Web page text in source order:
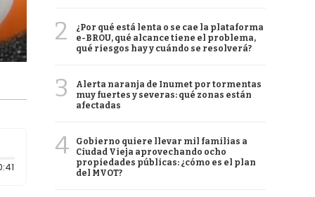
Duración: 41 segundos
2
¿Por qué está lenta o se cae la plataforma
e-BROU, qué alcance tiene el problema,
qué riesgos hay y cuándo se resolverá?
3
Alerta naranja de Inumet por tormentas
muy fuertes y severas: qué zonas están
afectadas
4
Gobierno quiere llevar mil familias a
Ciudad Vieja aprovechando ocho
propiedades públicas: ¿cómo es el plan
del MVOT?